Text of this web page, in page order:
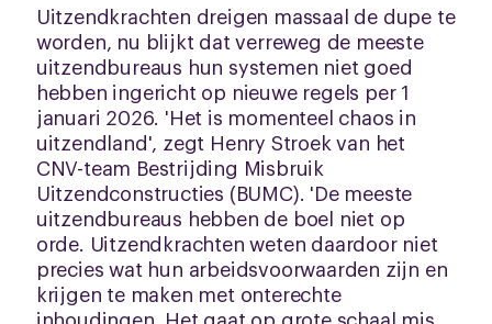
Uitzendkrachten dreigen massaal de dupe te
worden, nu blijkt dat verreweg de meeste
uitzendbureaus hun systemen niet goed
hebben ingericht op nieuwe regels per 1
januari 2026. 'Het is momenteel chaos in
uitzendland', zegt Henry Stroek van het
CNV-team Bestrijding Misbruik
Uitzendconstructies (BUMC). 'De meeste
uitzendbureaus hebben de boel niet op
orde. Uitzendkrachten weten daardoor niet
precies wat hun arbeidsvoorwaarden zijn en
krijgen te maken met onterechte
inhoudingen. Het gaat op grote schaal mis.